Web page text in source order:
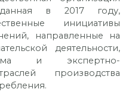
в 2017 году,
инициативы
направленные на
деятельности,
и экспертно-
производства